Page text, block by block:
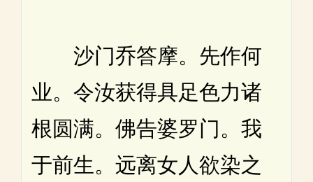
沙门乔答摩。先作何
业。令汝获得具足色力诸
根圆满。佛告婆罗门。我
于前生。远离女人欲染之